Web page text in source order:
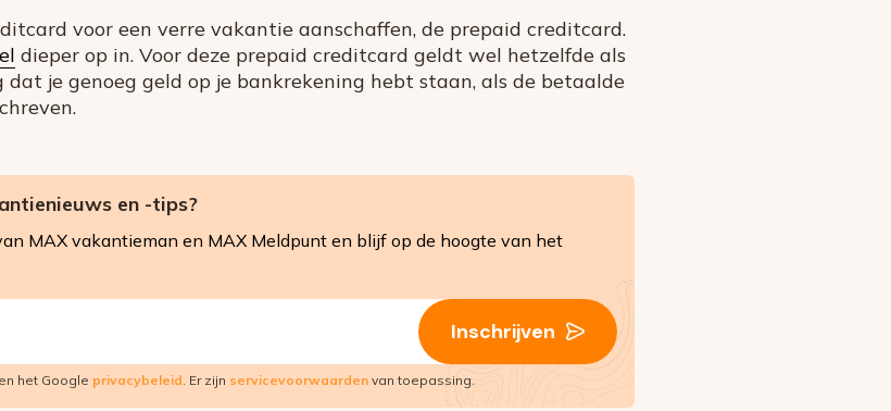
voor een verre vakantie aanschaffen, de prepaid creditcard.
dieper op in. Voor deze prepaid creditcard geldt wel hetzelfde als
je genoeg geld op je bankrekening hebt staan, als de betaalde
en -tips?
MAX vakantieman en MAX Meldpunt en blijf op de hoogte van het
Inschrijven
het Google privacybeleid . Er zijn servicevoorwaarden van toepassing.